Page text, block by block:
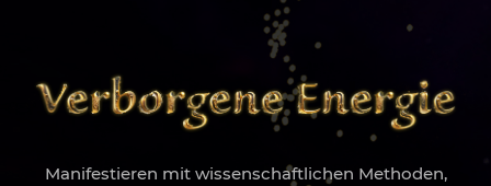
Manifestieren mit wissenschaftlichen Methoden,